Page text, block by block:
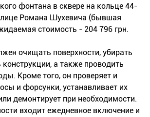
фонтана в сквере на кольце 44-
Романа Шухевича (бывшая
стоимость - 204 796 грн.
очищать поверхности, убирать
а также проводить
Кроме того, он проверяет и
и форсунки, устанавливает их
демонтирует при необходимости.
входит ежедневное включение и